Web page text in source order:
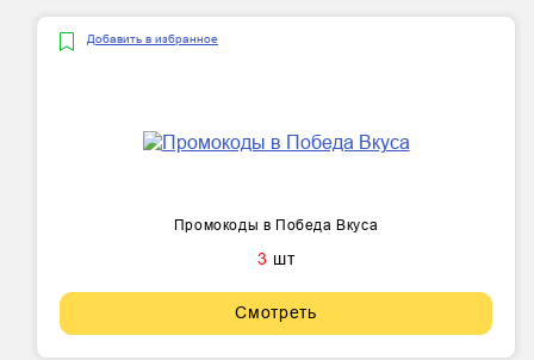
Добавить в избранное
Промокоды в Победа Вкуса
3 шт
Смотреть